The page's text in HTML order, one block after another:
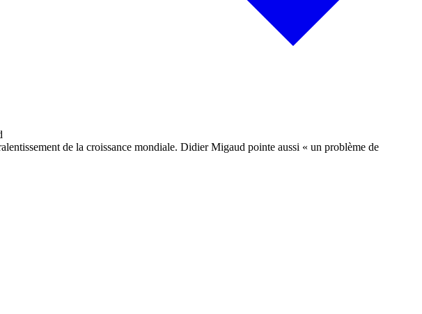
de la croissance mondiale. Didier Migaud pointe aussi « un problème de